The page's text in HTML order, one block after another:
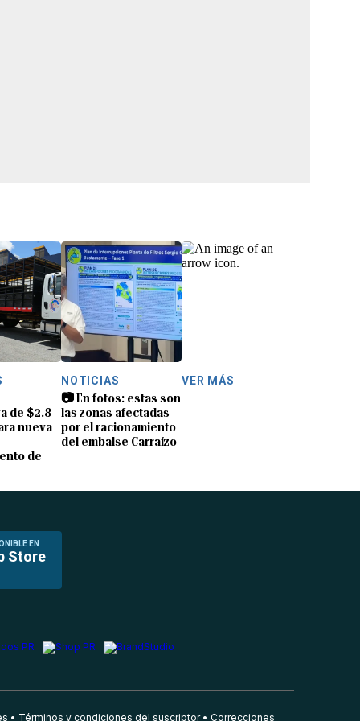
de $2.8
nueva
de
NOTICIAS
📷 En fotos: estas son
las zonas afectadas
por el racionamiento
del embalse Carraízo
VER MÁS
EN
Store
Términos y condiciones del suscriptor Correcciones